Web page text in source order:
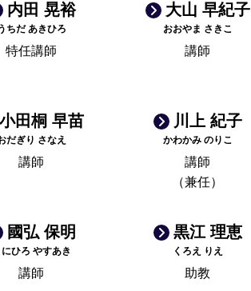
内田 晃裕
ちだ あきひろ
特任講師
大山 早紀子
おおやま さきこ
講師
小田桐 早苗
だぎり さなえ
講師
川上 紀子
かわかみ のりこ
講師
（兼任）
國弘 保明
にひろ やすあき
講師
黒江 理恵
くろえ りえ
助教